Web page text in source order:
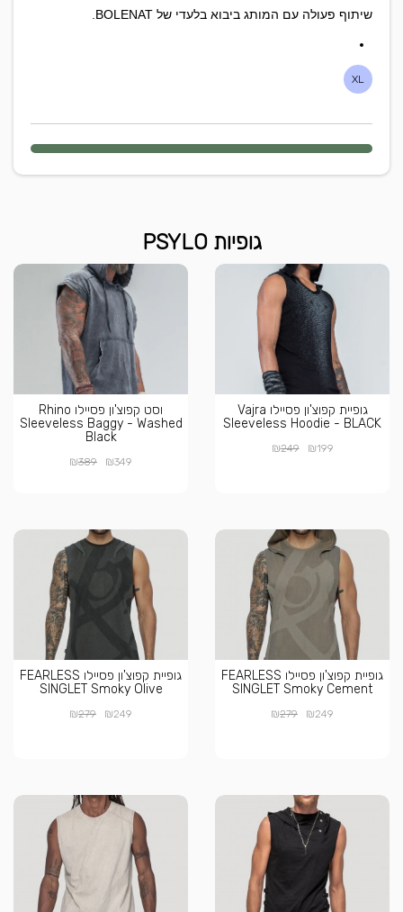
שיתוף פעולה עם המותג ביבוא בלעדי של BOLENAT.
XL
גופיות PSYLO
גופיית קפוצ'ון פסיילו Vajra
Sleeveless Hoodie - BLACK
₪199
₪249
וסט קפוצ'ון פסיילו Rhino
Sleeveless Baggy - Washed
Black
₪349
₪389
גופיית קפוצ'ון פסיילו FEARLESS
SINGLET Smoky Cement
₪249
₪279
גופיית קפוצ'ון פסיילו FEARLESS
SINGLET Smoky Olive
₪249
₪279